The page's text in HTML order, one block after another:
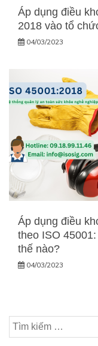
Áp dụng điều
2018 vào tổ
04/03/2023
Áp dụng điều
theo ISO
thế nào?
04/03/2023
Tìm
kiếm